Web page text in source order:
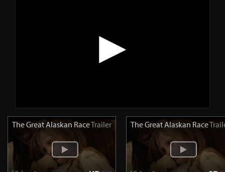
The Great Alaskan RaceTrailer The Great Alaskan Race